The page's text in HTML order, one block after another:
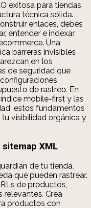
exitosa para tiendas
técnica sólida.
enlaces, debes
entender e indexar
Una
barreras invisibles
en los
de seguridad que
de rastreo. En
mobile-first y las
estos fundamentos
visibilidad orgánica y
XML
de tu tienda,
qué pueden rastrear.
de productos,
Crea
productos con